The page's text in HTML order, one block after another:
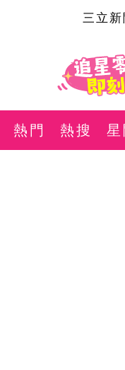
三立新
熱門 熱搜 星